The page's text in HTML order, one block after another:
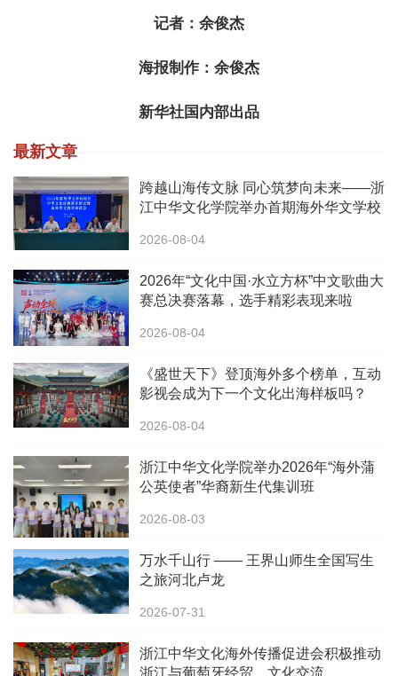
记者：余俊杰
海报制作：余俊杰
新华社国内部出品
最新文章
跨越山海传文脉 同心筑梦向未来——浙
江中华文化学院举办首期海外华文学校
2026-08-04
2026年“文化中国·水立方杯”中文歌曲大
赛总决赛落幕，选手精彩表现来啦
2026-08-04
《盛世天下》登顶海外多个榜单，互动
影视会成为下一个文化出海样板吗？
2026-08-04
浙江中华文化学院举办2026年“海外蒲
公英使者”华裔新生代集训班
2026-08-03
万水千山行 —— 王界山师生全国写生
之旅河北卢龙
2026-07-31
浙江中华文化海外传播促进会积极推动
浙江与葡萄牙经贸、文化交流